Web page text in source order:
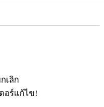
เลิก
อร์แก้ไข !